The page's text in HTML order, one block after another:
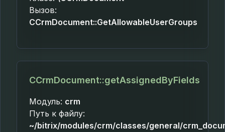
Вызов:
CCrmDocument::GetAllowableUserGroups
CCrmDocument::getAssignedByFields
Модуль: crm
Путь к файлу:
~/bitrix/modules/crm/classes/general/